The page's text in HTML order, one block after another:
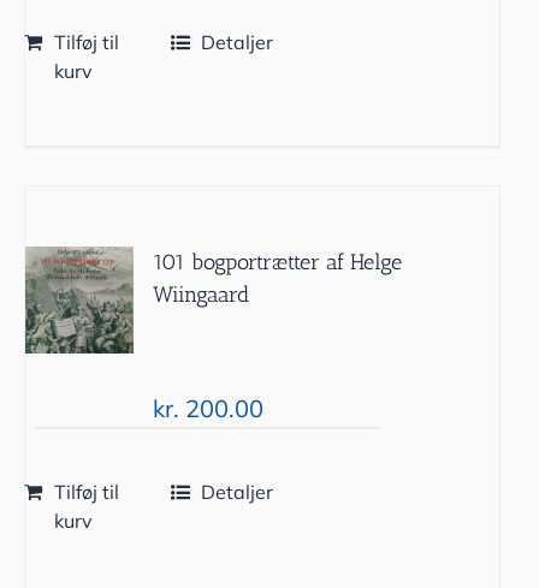
Tilføj til
kurv
Detaljer
101 bogportrætter af Helge
Wiingaard
kr. 200.00
Tilføj til
kurv
Detaljer